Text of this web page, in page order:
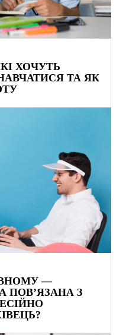
ХОЧУТЬ
ТА ЯК
—
ПОВ’ЯЗАНА З